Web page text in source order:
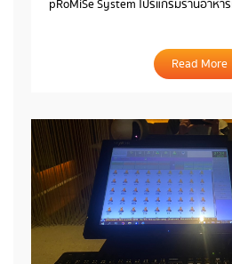
pRoMiSe System โปรแกรมร้านอาหา
Read More